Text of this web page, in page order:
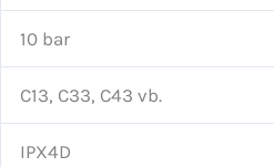
10 bar
C13, C33, C43 vb.
IPX4D